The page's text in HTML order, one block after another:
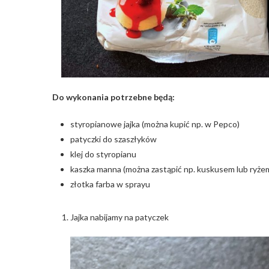
Do wykonania potrzebne będą:
styropianowe jajka (można kupić np. w Pepco)
patyczki do szaszłyków
klej do styropianu
kaszka manna (można zastąpić np. kuskusem lub
złotka farba w sprayu
Jajka nabijamy na patyczek